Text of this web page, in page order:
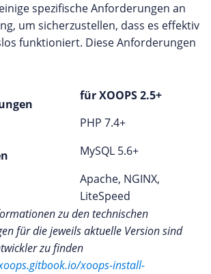
spezifische Anforderungen an
um sicherzustellen, dass es effektiv
funktioniert. Diese Anforderungen
für XOOPS 2.5+
PHP 7.4+
MySQL 5.6+
Apache, NGINX,
LiteSpeed
zu den technischen
für die jeweils aktuelle Version sind
zu finden
xoops-install-